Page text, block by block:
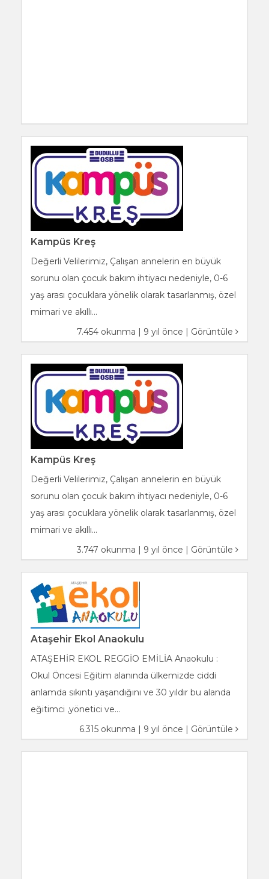
Kampüs Kreş
Değerli Velilerimiz, Çalışan annelerin en büyük
sorunu olan çocuk bakım ihtiyacı nedeniyle, 0-6
yaş arası çocuklara yönelik olarak tasarlanmış, özel
mimari ve akıllı...
7.454 okunma | 9 yıl önce | Görüntüle
Kampüs Kreş
Değerli Velilerimiz, Çalışan annelerin en büyük
sorunu olan çocuk bakım ihtiyacı nedeniyle, 0-6
yaş arası çocuklara yönelik olarak tasarlanmış, özel
mimari ve akıllı...
3.747 okunma | 9 yıl önce | Görüntüle
Ataşehir Ekol Anaokulu
ATAŞEHİR EKOL REGGİO EMİLİA Anaokulu :
Okul Öncesi Eğitim alanında ülkemizde ciddi
anlamda sıkıntı yaşandığını ve 30 yıldır bu alanda
eğitimci ,yönetici ve...
6.315 okunma | 9 yıl önce | Görüntüle